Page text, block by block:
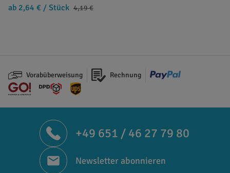
ab 2,64 € / Stück 4,19 €
Vorabüberweisung Rechnung
+49 651 / 46 27 79 80
Newsletter abonnieren